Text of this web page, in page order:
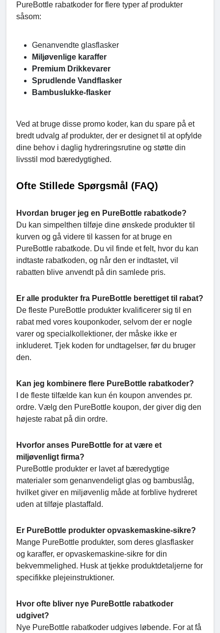
PureBottle rabatkoder for flere typer af produkter
såsom:
Genanvendte glasflasker
Miljøvenlige karaffer
Premium Drikkevarer
Sprudlende Vandflasker
Bambuslukke-flasker
Ved at bruge disse promo koder, kan du spare på et
bredt udvalg af produkter, der er designet til at opfylde
dine behov i daglig hydreringsrutine og støtte din
livsstil mod bæredygtighed.
Ofte Stillede Spørgsmål (FAQ)
Hvordan bruger jeg en PureBottle rabatkode?
Du kan simpelthen tilføje dine ønskede produkter til
kurven og gå videre til kassen for at bruge en
PureBottle rabatkode. Du vil finde et felt, hvor du kan
indtaste rabatkoden, og når den er indtastet, vil
rabatten blive anvendt på din samlede pris.
Er alle produkter fra PureBottle berettiget til rabat?
De fleste PureBottle produkter kvalificerer sig til en
rabat med vores kouponkoder, selvom der er nogle
varer og specialkollektioner, der måske ikke er
inkluderet. Tjek koden for undtagelser, før du bruger
den.
Kan jeg kombinere flere PureBottle rabatkoder?
I de fleste tilfælde kan kun én koupon anvendes pr.
ordre. Vælg den PureBottle koupon, der giver dig den
højeste rabat på din ordre.
Hvorfor anses PureBottle for at være et
miljøvenligt firma?
PureBottle produkter er lavet af bæredygtige
materialer som genanvendeligt glas og bambuslåg,
hvilket giver en miljøvenlig måde at forblive hydreret
uden at tilføje plastaffald.
Er PureBottle produkter opvaskemaskine-sikre?
Mange PureBottle produkter, som deres glasflasker
og karaffer, er opvaskemaskine-sikre for din
bekvemmelighed. Husk at tjekke produktdetaljerne for
specifikke plejeinstruktioner.
Hvor ofte bliver nye PureBottle rabatkoder
udgivet?
Nye PureBottle rabatkoder udgives løbende. For at få